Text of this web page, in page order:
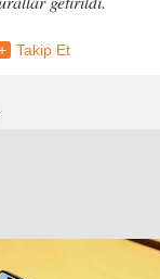
Takip Et